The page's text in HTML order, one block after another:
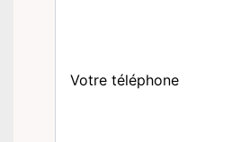
Votre téléphone